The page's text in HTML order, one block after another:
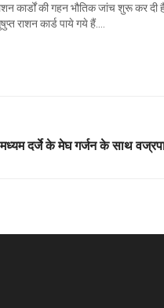
कार्डों की गहन भौतिक जांच शुरू कर
राशन कार्ड पाये गये हैं.…
दर्जे के मेघ गर्जन के साथ